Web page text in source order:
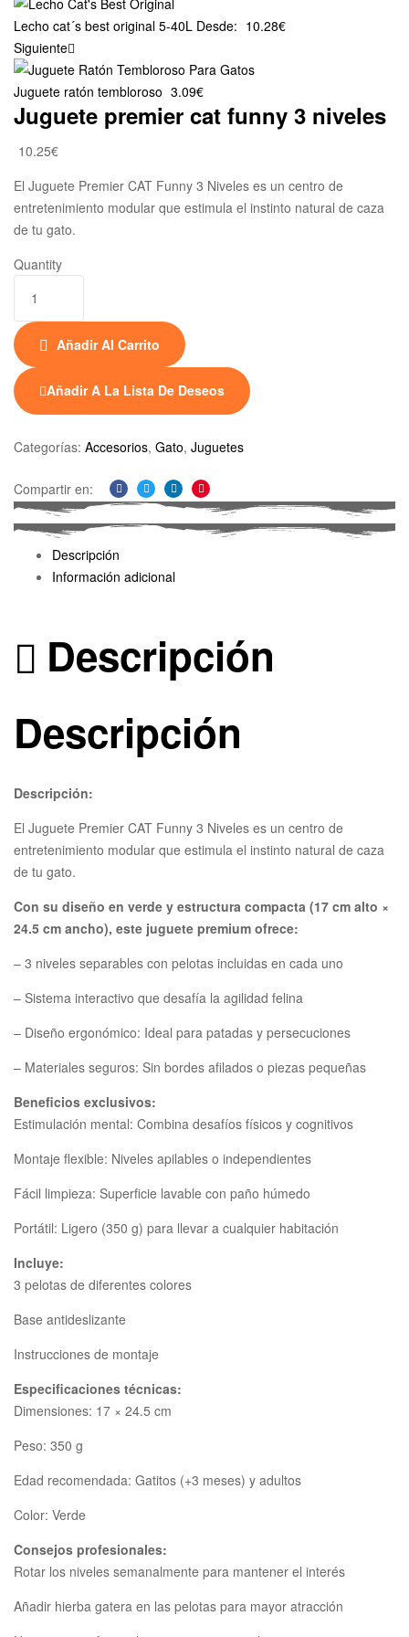
Lecho cat´s best original 5-40L Desde: 10.28€
Siguiente
Juguete ratón tembloroso 3.09€
Juguete premier cat funny 3 niveles
10.25€
El Juguete Premier CAT Funny 3 Niveles es un centro de
entretenimiento modular que estimula el instinto natural de caza
de tu gato.
Quantity
Añadir Al Carrito
Añadir A La Lista De Deseos
Categorías: Accesorios, Gato, Juguetes
Compartir en:
Facebook
TwitterLinkedinPinterest
Descripción
Información adicional
Descripción
Descripción
Descripción:
El Juguete Premier CAT Funny 3 Niveles es un centro de
entretenimiento modular que estimula el instinto natural de caza
de tu gato.
Con su diseño en verde y estructura compacta (17 cm alto ×
24.5 cm ancho), este juguete premium ofrece:
– 3 niveles separables con pelotas incluidas en cada uno
– Sistema interactivo que desafía la agilidad felina
– Diseño ergonómico: Ideal para patadas y persecuciones
– Materiales seguros: Sin bordes afilados o piezas pequeñas
Beneficios exclusivos:
Estimulación mental: Combina desafíos físicos y cognitivos
Montaje flexible: Niveles apilables o independientes
Fácil limpieza: Superficie lavable con paño húmedo
Portátil: Ligero (350 g) para llevar a cualquier habitación
Incluye:
3 pelotas de diferentes colores
Base antideslizante
Instrucciones de montaje
Especificaciones técnicas:
Dimensiones: 17 × 24.5 cm
Peso: 350 g
Edad recomendada: Gatitos (+3 meses) y adultos
Color: Verde
Consejos profesionales:
Rotar los niveles semanalmente para mantener el interés
Añadir hierba gatera en las pelotas para mayor atracción